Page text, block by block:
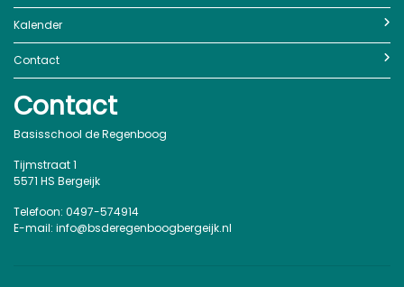
Kalender
Contact
Contact
Basisschool de Regenboog
Tijmstraat 1
5571 HS Bergeijk
Telefoon: 0497-574914
E-mail: info@bsderegenboogbergeijk.nl